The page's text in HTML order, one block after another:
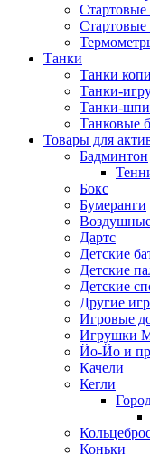
Стартовые
Танки
Танки
Танки-
Танки-
Танковые
Товары для
Бадминтон
Бокс
Бумеранги
Дартс
Детские
Детские
Детские
Другие
Игровые
Игрушки
Йо-Йо и
Качели
Кегли
Коньки